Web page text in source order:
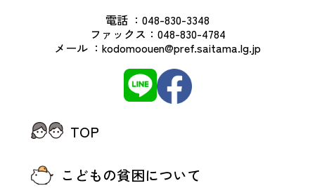
電話 ： 048-830-3348
ファックス： 048-830-4784
メール ： kodomoouen@pref.saitama.lg.jp
TOP
こどもの貧困について